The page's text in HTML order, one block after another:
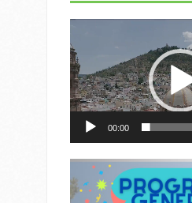
de
vídeo
00:00